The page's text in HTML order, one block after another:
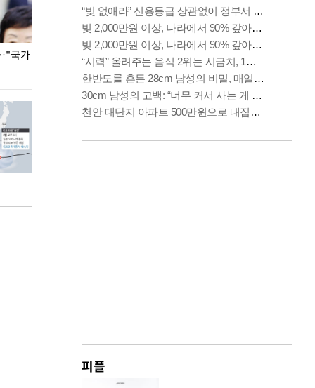
국가 홈플러스, 67개 점포 가오픈… 13일 정식 개장
오세훈 서울시
환경 점검
피플